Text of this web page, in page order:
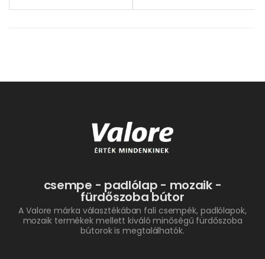
csempe - padlólap - mozaik -
fürdőszoba bútor
A Valore márka választékában fali csempék, padlólapok,
mozaik termékek mellett kiváló minőségű fürdőszoba
bútorok is megtalálhatók.